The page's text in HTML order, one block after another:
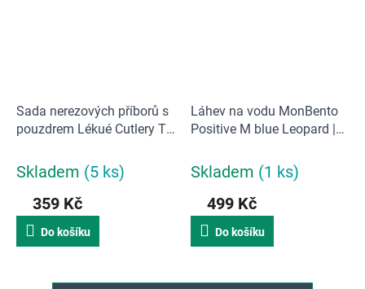
Sada nerezových příborů s
pouzdrem Lékué Cutlery To
Skladem (5 ks)
359 Kč
Do košíku
Láhev na vodu MonBento
Positive M blue Leopard |
Skladem (1 ks)
499 Kč
Do košíku